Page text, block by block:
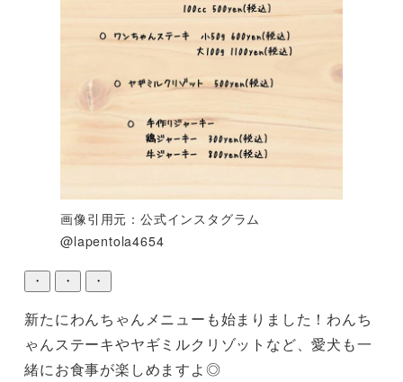
画像引用元：公式インスタグラム
@lapentola4654
・ ・ ・
新たにわんちゃんメニューも始まりました！わんち
ゃんステーキやヤギミルクリゾットなど、愛犬も一
緒にお食事が楽しめますよ◎